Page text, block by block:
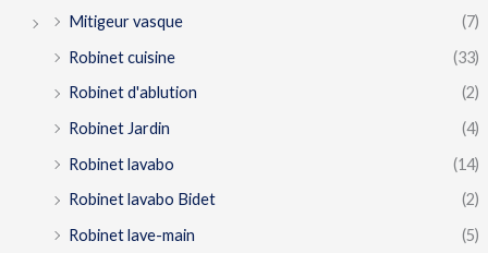
Mitigeur vasque
(7)
Robinet cuisine
(33)
Robinet d'ablution
(2)
Robinet Jardin
(4)
Robinet lavabo
(14)
Robinet lavabo Bidet
(2)
Robinet lave-main
(5)